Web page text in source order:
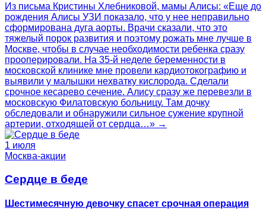
Из письма Кристины Хлебниковой, мамы Алисы: «Еще до
рождения Алисы УЗИ показало, что у нее неправильно
сформирована дуга аорты. Врачи сказали, что это
тяжелый порок развития и поэтому рожать мне лучше в
Москве, чтобы в случае необходимости ребенка сразу
прооперировали. На 35-й неделе беременности в
московской клинике мне провели кардиотокографию и
выявили у малышки нехватку кислорода. Сделали
срочное кесарево сечение. Алису сразу же перевезли в
московскую Филатовскую больницу. Там дочку
обследовали и обнаружили сильное сужение крупной
артерии, отходящей от сердца…» →
1 июля
Москва-акции
Сердце в беде
Шестимесячную девочку спасет срочная операция